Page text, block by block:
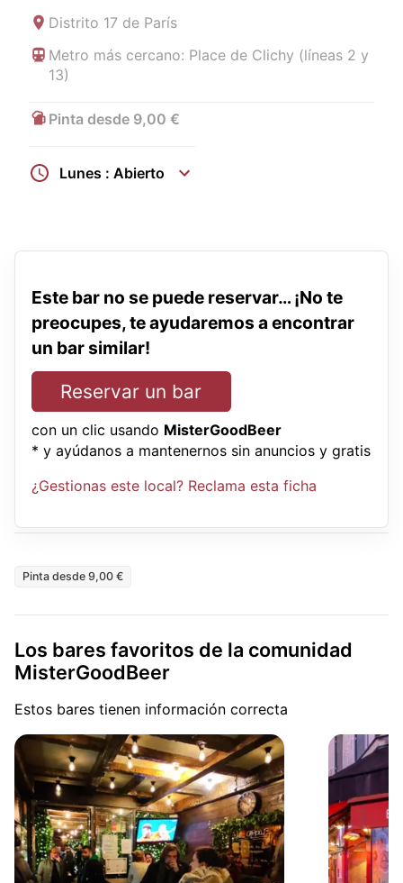
Distrito 17 de París
Metro más cercano: Place de Clichy (líneas 2 y
13)
Pinta desde 9,00 €
Lunes : Abierto
Este bar no se puede reservar… ¡No te
preocupes, te ayudaremos a encontrar
un bar similar!
Reservar un bar
con un clic usando MisterGoodBeer
* y ayúdanos a mantenernos sin anuncios y gratis
¿Gestionas este local? Reclama esta ficha
Pinta desde 9,00 €
Los bares favoritos de la comunidad
MisterGoodBeer
Estos bares tienen información correcta